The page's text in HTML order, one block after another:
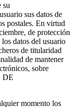
su
sus datos de
postales. En virtud
de protección
datos del usuario
de titularidad
de mantener
sobre
DE
momento los